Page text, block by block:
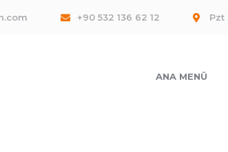
+90 532 136 62 12 Pzt
ANA MENÜ